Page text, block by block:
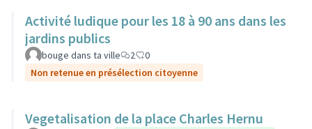
Activité ludique pour les 18 à 90 ans dans les
jardins publics
bouge dans ta ville 2
0
Non retenue en présélection citoyenne
Vegetalisation de la place Charles Hernu